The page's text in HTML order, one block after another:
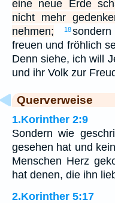
eine neue Erde
nicht mehr
nehmen;
18
freuen und fröhlich
Denn siehe, ich will
und ihr Volk zur
Querverweise
1.Korinther 2:9
Sondern wie
gesehen hat und
Menschen Herz
hat denen, die ihn
2.Korinther 5:17